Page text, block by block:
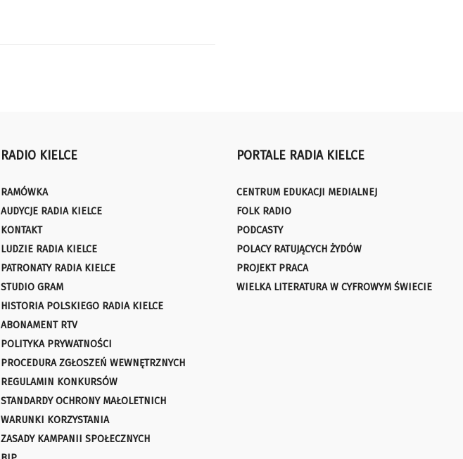
RADIO KIELCE
RAMÓWKA
AUDYCJE RADIA KIELCE
KONTAKT
LUDZIE RADIA KIELCE
PATRONATY RADIA KIELCE
STUDIO GRAM
HISTORIA POLSKIEGO RADIA KIELCE
ABONAMENT RTV
POLITYKA PRYWATNOŚCI
PROCEDURA ZGŁOSZEŃ WEWNĘTRZNYCH
REGULAMIN KONKURSÓW
STANDARDY OCHRONY MAŁOLETNICH
WARUNKI KORZYSTANIA
ZASADY KAMPANII SPOŁECZNYCH
PORTALE RADIA KIELCE
CENTRUM EDUKACJI MEDIALNEJ
FOLK RADIO
PODCASTY
POLACY RATUJĄCYCH ŻYDÓW
PROJEKT PRACA
WIELKA LITERATURA W CYFROWYM ŚWIECIE